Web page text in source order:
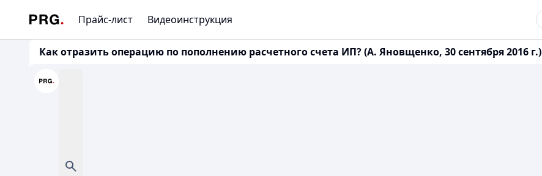
Прайс-лист Видеоинструкция
Как отразить операцию по пополнению расчетного счета ИП? (А. Яновщенко, 30 сентября 2016 г.)